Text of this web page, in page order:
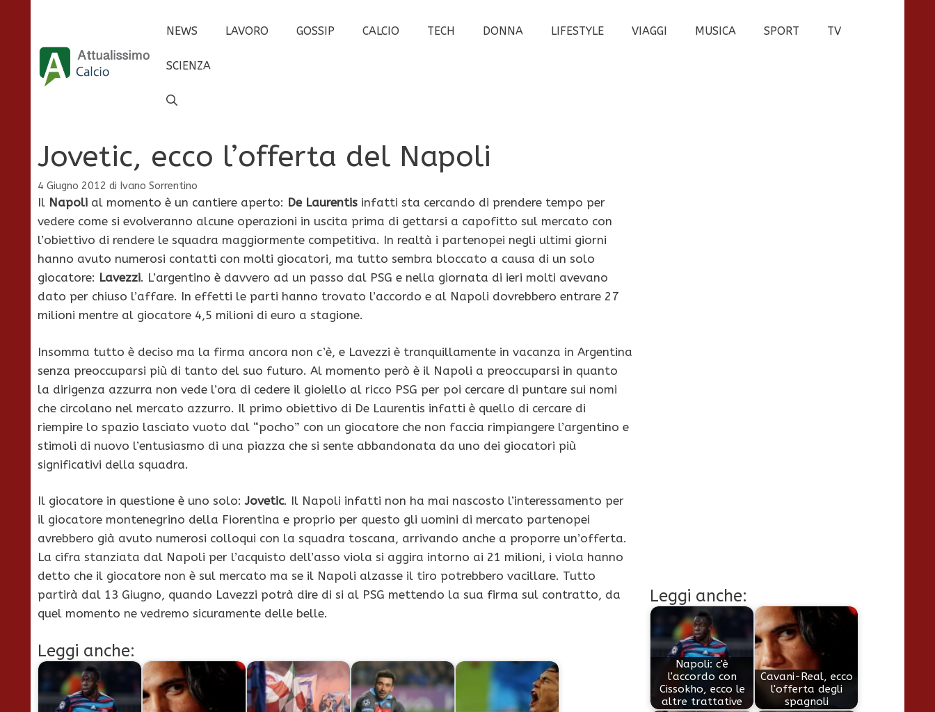
contenuto
NEWS LAVORO GOSSIP CALCIO TECH DONNA LIFESTYLE VIAGGI MUSICA SPORT TV
SCIENZA
Jovetic, ecco l’offerta del Napoli
4 Giugno 2012 di Ivano Sorrentino
Il Napoli al momento è un cantiere aperto: De Laurentis infatti sta cercando di prendere tempo per
vedere come si evolveranno alcune operazioni in uscita prima di gettarsi a capofitto sul mercato con
l’obiettivo di rendere le squadra maggiormente competitiva. In realtà i partenopei negli ultimi giorni
hanno avuto numerosi contatti con molti giocatori, ma tutto sembra bloccato a causa di un solo
giocatore: Lavezzi. L’argentino è davvero ad un passo dal PSG e nella giornata di ieri molti avevano
dato per chiuso l’affare. In effetti le parti hanno trovato l’accordo e al Napoli dovrebbero entrare 27
milioni mentre al giocatore 4,5 milioni di euro a stagione.
Insomma tutto è deciso ma la firma ancora non c’è, e Lavezzi è tranquillamente in vacanza in Argentina
senza preoccuparsi più di tanto del suo futuro. Al momento però è il Napoli a preoccuparsi in quanto
la dirigenza azzurra non vede l’ora di cedere il gioiello al ricco PSG per poi cercare di puntare sui nomi
che circolano nel mercato azzurro. Il primo obiettivo di De Laurentis infatti è quello di cercare di
riempire lo spazio lasciato vuoto dal “pocho” con un giocatore che non faccia rimpiangere l’argentino e
stimoli di nuovo l’entusiasmo di una piazza che si sente abbandonata da uno dei giocatori più
significativi della squadra.
Il giocatore in questione è uno solo:Jovetic. Il Napoli infatti non ha mai nascosto l’interessamento per
il giocatore montenegrino della Fiorentina e proprio per questo gli uomini di mercato partenopei
avrebbero già avuto numerosi colloqui con la squadra toscana, arrivando anche a proporre un’offerta.
La cifra stanziata dal Napoli per l’acquisto dell’asso viola si aggira intorno ai 21 milioni, i viola hanno
detto che il giocatore non è sul mercato ma se il Napoli alzasse il tiro potrebbero vacillare. Tutto
partirà dal 13 Giugno, quando Lavezzi potrà dire di si al PSG mettendo la sua firma sul contratto, da
quel momento ne vedremo sicuramente delle belle.
Leggi anche:
Leggi anche:
Napoli: c'è
l'accordo con
Cissokho, ecco le
altre trattative
Cavani-Real, ecco
l'offerta degli
spagnoli